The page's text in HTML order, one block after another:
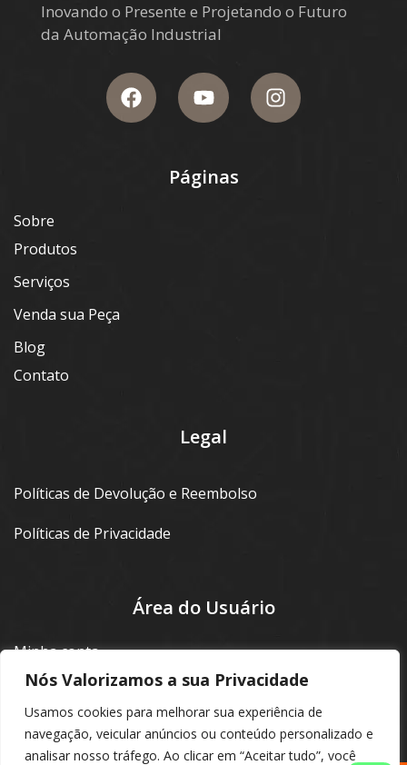
Nós Valorizamos a sua Privacidade
Usamos cookies para melhorar sua experiência de
navegação, veicular anúncios ou conteúdo personalizado e
analisar nosso tráfego. Ao clicar em “Aceitar tudo”, você
Inovando o Presente e Projetando o Futuro
da Automação Industrial
Páginas
Sobre
Produtos
Serviços
Venda sua Peça
Blog
Contato
Legal
Políticas de Devolução e Reembolso
Políticas de Privacidade
Área do Usuário
Minha conta
Login